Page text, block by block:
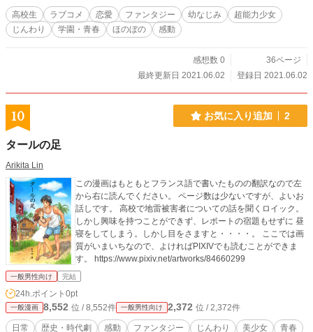
高校生 ラブコメ 恋愛 ファンタジー 幼なじみ
超能力少女
じんわり
学園・青春 ほのぼの 感動
感想数 0
36ページ
最終更新日 2021.06.02
登録日 2021.06.02
10 お気に入り追加 2
タールの足
Arikita Lin
この漫画はもともとフランス語で書いたものの翻訳なので左
から右に読んでください。 ページ数は少ないですが、よいお
話しです。 高校で地雷被害者についての話を聞くロイック。
しかし興味を持つことができず、レポートの宿題もせずに 昼
寝をしてしまう。しかし目をさますと・・・・。 ここでは画
質がいまいちなので、よければPIXIVでも読むことができま
す。 https://www.pixiv.net/artworks/84660299
一般男性向け 完結
24h.ポイント 0pt
一般漫画 8,552 位 / 8,552件 一般男性向け 2,372 位 / 2,372件
日常 歴史・時代劇 感動 ファンタジー じんわり 美少女
青春